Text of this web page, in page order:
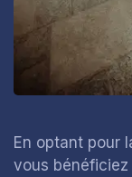
En optant pour
vous